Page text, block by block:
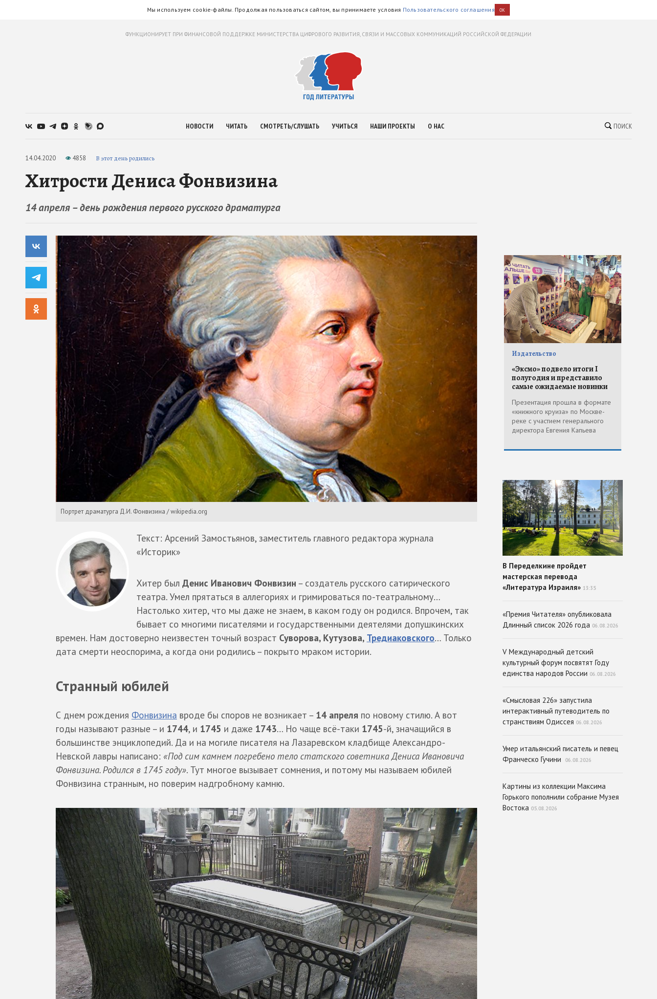
Мы используем cookie-файлы. Продолжая пользоваться сайтом, вы принимаете условия Пользовательского соглашения OK
ФУНКЦИОНИРУЕТ ПРИ ФИНАНСОВОЙ ПОДДЕРЖКЕ МИНИСТЕРСТВА ЦИФРОВОГО РАЗВИТИЯ, СВЯЗИ И МАССОВЫХ КОММУНИКАЦИЙ РОССИЙСКОЙ ФЕДЕРАЦИИ
НОВОСТИ ЧИТАТЬ СМОТРЕТЬ/СЛУШАТЬ УЧИТЬСЯ НАШИ ПРОЕКТЫ О НАС ПОИСК
14.04.2020 4858 В этот день родились
Хитрости Дениса Фонвизина
14 апреля – день рождения первого русского драматурга
Портрет драматурга Д.И. Фонвизина / wikipedia.org
Текст: Арсений Замостьянов, заместитель главного редактора журнала
«Историк»
Хитер был Денис Иванович Фонвизин – создатель русского сатирического
театра. Умел прятаться в аллегориях и гримироваться по-театральному…
Настолько хитер, что мы даже не знаем, в каком году он родился. Впрочем, так
бывает со многими писателями и государственными деятелями допушкинских
времен. Нам достоверно неизвестен точный возраст Суворова, Кутузова, Тредиаковского… Только
дата смерти неоспорима, а когда они родились – покрыто мраком истории.
Странный юбилей
С днем рождения Фонвизина вроде бы споров не возникает – 14 апреля по новому стилю. А вот
годы называют разные – и 1744, и 1745 и даже 1743… Но чаще всё-таки 1745-й, значащийся в
большинстве энциклопедий. Да и на могиле писателя на Лазаревском кладбище Александро-
Невской лавры написано: «Под сим камнем погребено тело статского советника Дениса Ивановича
Фонвизина. Родился в 1745 году». Тут многое вызывает сомнения, и потому мы называем юбилей
Фонвизина странным, но поверим надгробному камню.
Издательство
«Эксмо» подвело итоги I
полугодия и представило
самые ожидаемые новинки
Презентация прошла в формате
«книжного круиза» по Москве-
реке с участием генерального
директора Евгения Капьева
В Переделкине пройдет
мастерская перевода
«Литература Израиля» 13:35
«Премия Читателя» опубликовала
Длинный список 2026 года 06.08.2026
V Международный детский
культурный форум посвятят Году
единства народов России 06.08.2026
«Смысловая 226» запустила
интерактивный путеводитель по
странствиям Одиссея 06.08.2026
Умер итальянский писатель и певец
Франческо Гучини
06.08.2026
Картины из коллекции Максима
Горького пополнили собрание Музея
Востока 05.08.2026